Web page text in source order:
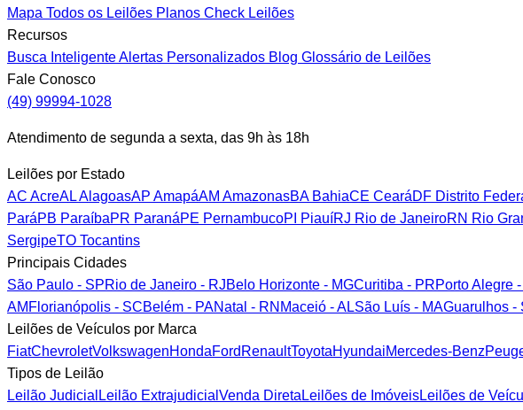
Mapa Todos os Leilões Planos Check Leilões
Recursos
Busca InteligenteAlertas Personalizados Blog Glossário de Leilões
Fale Conosco
(49) 99994-1028
Atendimento de segunda a sexta, das 9h às 18h
Leilões por Estado
AC AcreALAlagoasAP AmapáAM AmazonasBABahiaCE CearáDF Distrito
ParáPB ParaíbaPR ParanáPE PernambucoPI PiauíRJ Rio de JaneiroRN Rio
SergipeTO Tocantins
Principais Cidades
São Paulo - SPRio de Janeiro - RJBelo Horizonte - MGCuritiba - PRPorto Alegre
AM Florianópolis - SCBelém - PANatal - RN Maceió - ALSão Luís - MAGuarulhos -
Leilões de Veículos por Marca
FiatChevroletVolkswagenHondaFord RenaultToyotaHyundaiMercedes-Benz
Tipos de Leilão
Leilão Judicial Leilão Extrajudicial Venda DiretaLeilões de ImóveisLeilões de